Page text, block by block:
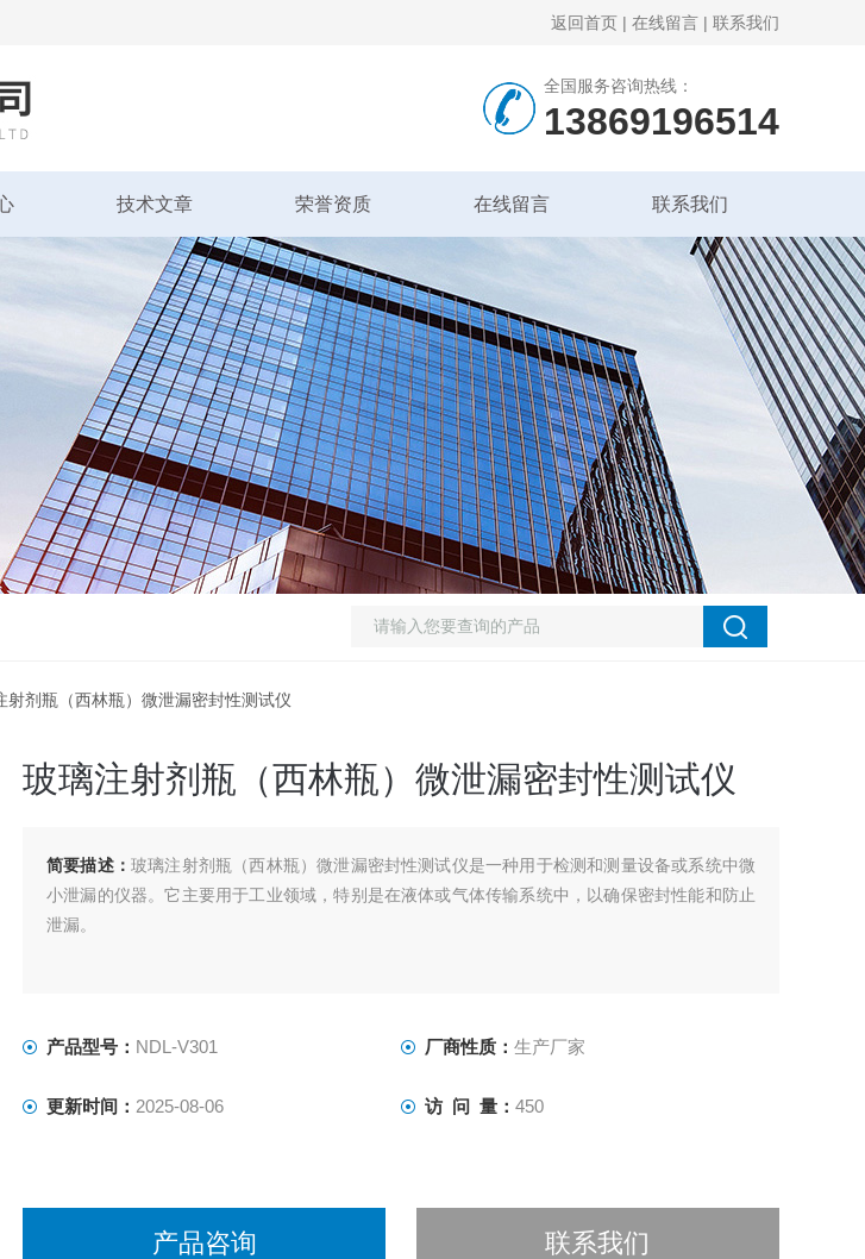
返回首页 | 在线留言 | 联系我们
全国服务咨询热线：
13869196514
技术文章 荣誉资质 在线留言 联系我们
射剂瓶（西林瓶）微泄漏密封性测试仪
玻璃注射剂瓶（西林瓶）微泄漏密封性测试仪
简要描述： 玻璃注射剂瓶（西林瓶）微泄漏密封性测试仪是一种用于检测和测量设备或系统中微
小泄漏的仪器。它主要用于工业领域，特别是在液体或气体传输系统中，以确保密封性能和防止
泄漏。
产品型号： NDL-V301 厂商性质： 生产厂家
更新时间： 2025-08-06 访 问 量： 450
产品咨询 联系我们